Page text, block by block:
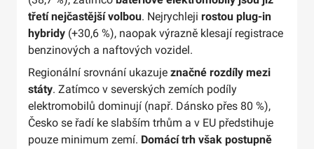
třetí nejčastější volbou. Nejrychleji rostou plug-in
hybridy (+30,6 %), naopak výrazně klesají registrace
benzinových a naftových vozidel.
Regionální srovnání ukazuje značné rozdíly mezi
státy. Zatímco v severských zemích podíly
elektromobilů dominují (např. Dánsko přes 80 %),
Česko se řadí ke slabším trhům a v EU předstihuje
pouze minimum zemí. Domácí trh však postupně